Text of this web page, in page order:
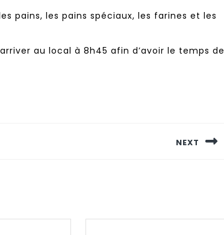
pains, les pains spéciaux, les farines et les
au local à 8h45 afin d’avoir le temps de
NEXT